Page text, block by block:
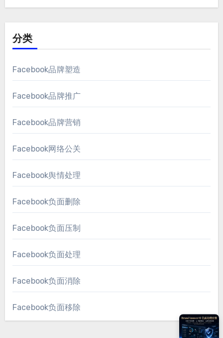
分类
Facebook品牌塑造
Facebook品牌推广
Facebook品牌营销
Facebook网络公关
Facebook舆情处理
Facebook负面删除
Facebook负面压制
Facebook负面处理
Facebook负面消除
Facebook负面移除